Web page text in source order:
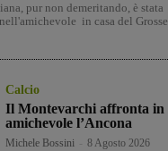
pur non demeritando, è stata
in casa del
Calcio
Il Montevarchi affronta in
amichevole l’Ancona
Michele Bossini 8 Agosto 2026